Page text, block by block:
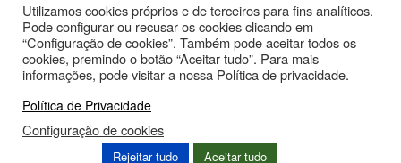
Utilizamos cookies próprios e de terceiros para fins analíticos.
Pode configurar ou recusar os cookies clicando em
“Configuração de cookies”. Também pode aceitar todos os
cookies, premindo o botão “Aceitar tudo”. Para mais
informações, pode visitar a nossa Política de privacidade.
Política de Privacidade
Configuração de cookies
Rejeitar tudo Aceitar tudo
This site is registered onwpml.orgas a development site. Switch to a production